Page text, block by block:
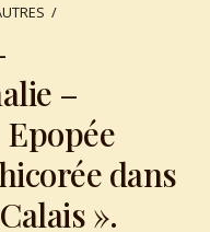
/
–
Epopée
dans
».